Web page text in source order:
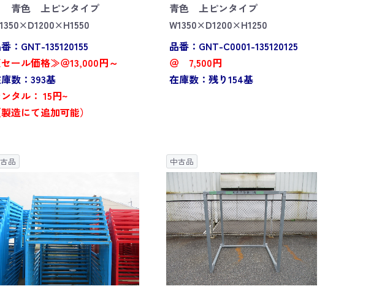
青色 上ピンタイプ
：GNT-135120155
ール価格≫＠13,000円～
数：393基
タル： 15円~
製造にて追加可能）
青色 上ピンタイプ
W1350×D1200×H1250
品番：GNT-C0001-135120125
＠ 7,500円
在庫数：残り154基
品 中古品